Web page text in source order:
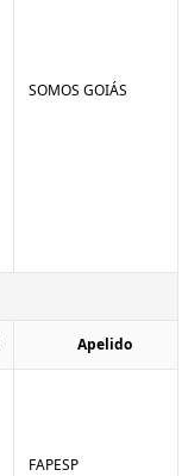
SOMOS GOIÁS
Apelido
FAPESP